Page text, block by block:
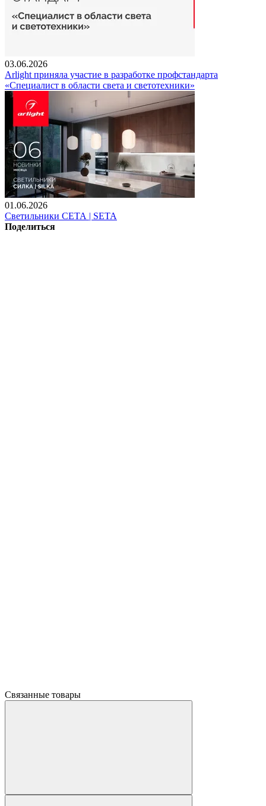
03.06.2026
Arlight приняла участие в разработке профстандарта
«Специалист в области света и светотехники»
01.06.2026
Светильники СЕТА | SETA
Поделиться
Связанные товары